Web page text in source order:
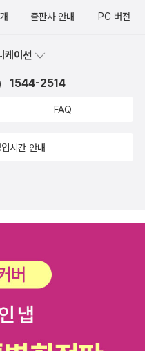
출판사 안내 PC 버전
케이션
1544-2514
FAQ
시간 안내